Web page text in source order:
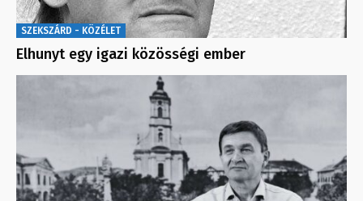
SZEKSZÁRD - KÖZÉLET
Elhunyt egy igazi közösségi ember